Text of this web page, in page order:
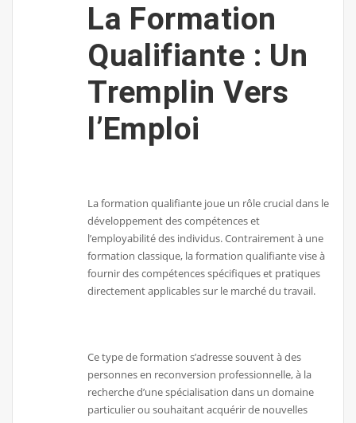
La Formation
Qualifiante : Un
Tremplin Vers
l’Emploi
La formation qualifiante joue un rôle crucial dans le
développement des compétences et
l’employabilité des individus. Contrairement à une
formation classique, la formation qualifiante vise à
fournir des compétences spécifiques et pratiques
directement applicables sur le marché du travail.
Ce type de formation s’adresse souvent à des
personnes en reconversion professionnelle, à la
recherche d’une spécialisation dans un domaine
particulier ou souhaitant acquérir de nouvelles